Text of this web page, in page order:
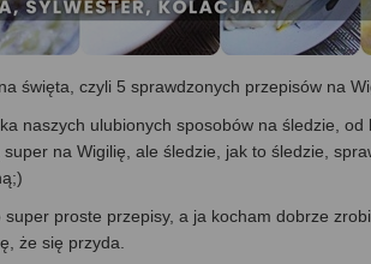
święta, czyli 5 sprawdzonych przepisów na
naszych ulubionych sposobów na śledzie,
super na Wigilię, ale śledzie, jak to śledzie,
super proste przepisy, a ja kocham dobrze
że się przyda.